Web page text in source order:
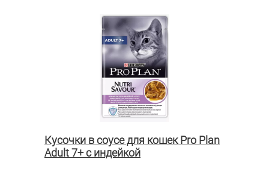
Кусочки в соусе для кошек Pro Plan
Adult 7+ с индейкой